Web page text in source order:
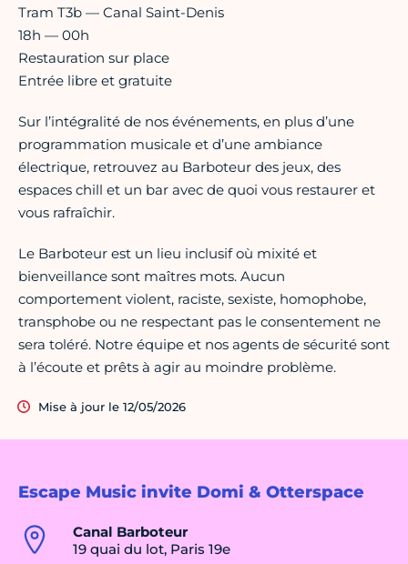
Escape Music invite Domi & Otterspace
Canal Barboteur
19 quai du lot, Paris 19e
Tram T3b — Canal Saint-Denis
18h — 00h
Restauration sur place
Entrée libre et gratuite
Sur l’intégralité de nos événements, en plus d’une
programmation musicale et d’une ambiance
électrique, retrouvez au Barboteur des jeux, des
espaces chill et un bar avec de quoi vous restaurer et
vous rafraîchir.
Le Barboteur est un lieu inclusif où mixité et
bienveillance sont maîtres mots. Aucun
comportement violent, raciste, sexiste, homophobe,
transphobe ou ne respectant pas le consentement ne
sera toléré. Notre équipe et nos agents de sécurité sont
à l’écoute et prêts à agir au moindre problème.
Mise à jour le 12/05/2026